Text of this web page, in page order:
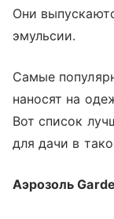
Они
эмульсии.
Самые
наносят на
Вот список
для дачи в
Аэрозоль